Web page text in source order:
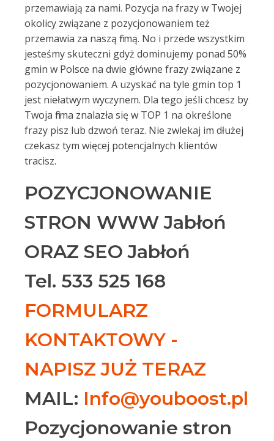
przemawiają za nami. Pozycja na frazy w Twojej
okolicy związane z pozycjonowaniem też
przemawia za naszą firmą. No i przede wszystkim
jesteśmy skuteczni gdyż dominujemy ponad 50%
gmin w Polsce na dwie główne frazy związane z
pozycjonowaniem. A uzyskać na tyle gmin top 1
jest niełatwym wyczynem. Dla tego jeśli chcesz by
Twoja firma znalazła się w TOP 1 na określone
frazy pisz lub dzwoń teraz. Nie zwlekaj im dłużej
czekasz tym więcej potencjalnych klientów
tracisz.
POZYCJONOWANIE
STRON WWW Jabłoń
ORAZ SEO Jabłoń
Tel. 533 525 168
FORMULARZ
KONTAKTOWY -
NAPISZ JUŻ TERAZ
MAIL: Info@youboost.pl
Pozycjonowanie stron